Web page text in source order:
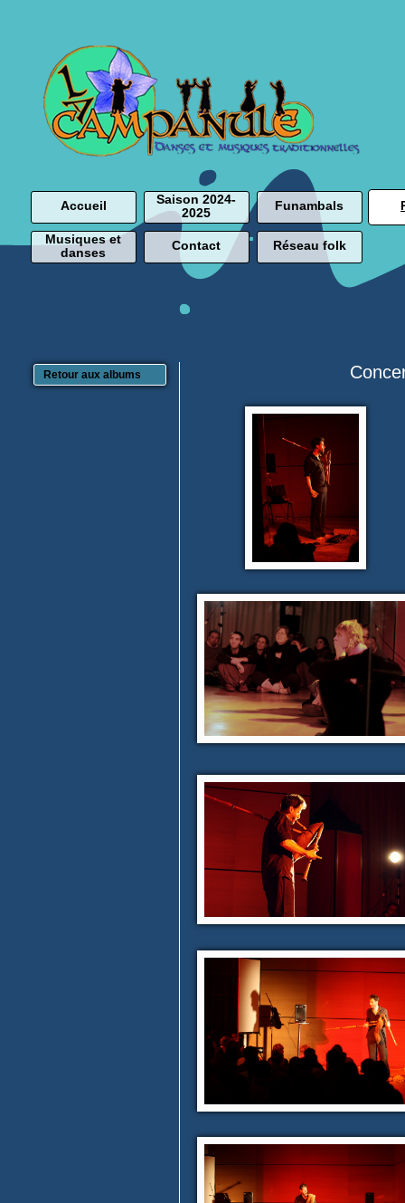
Accueil
Saison 2024-
2025
Funambals
Musiques et
danses
Contact Réseau folk
Retour aux albums